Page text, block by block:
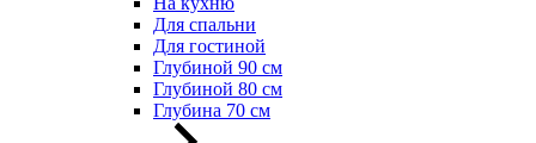
Для спальни
Для гостиной
Глубиной 90 см
Глубиной 80 см
Глубина 70 см